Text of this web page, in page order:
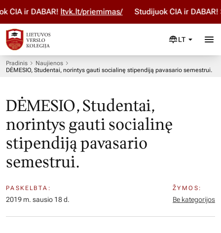
ČIA ir DABAR!ltvk.lt/priemimas/ Studijuok ČIA ir DABAR!
LT
Pradinis
Naujienos
DĖMESIO, Studentai, norintys gauti socialinę stipendiją pavasario semestrui.
DĖMESIO, Studentai,
norintys gauti socialinę
stipendiją pavasario
semestrui.
PASKELBTA:
2019 m. sausio 18 d.
ŽYMOS:
Be kategorijos